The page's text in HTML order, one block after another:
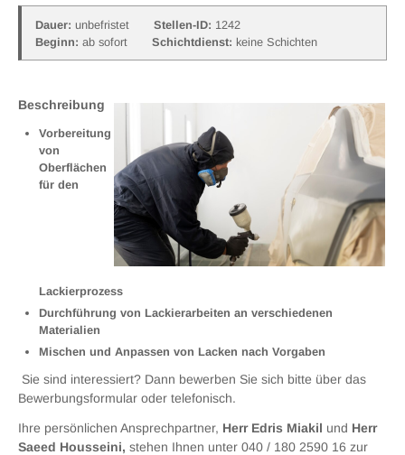
Dauer: unbefristet Stellen-ID: 1242
Beginn: ab sofort Schichtdienst: keine Schichten
Beschreibung
Vorbereitung
von
Oberflächen
für den
Lackierprozess
Durchführung von Lackierarbeiten an verschiedenen
Materialien
Mischen und Anpassen von Lacken nach Vorgaben
Sie sind interessiert? Dann bewerben Sie sich bitte über das
Bewerbungsformular oder telefonisch.
Ihre persönlichen Ansprechpartner, Herr Edris Miakil und Herr
Saeed Housseini, stehen Ihnen unter 040 / 180 2590 16 zur